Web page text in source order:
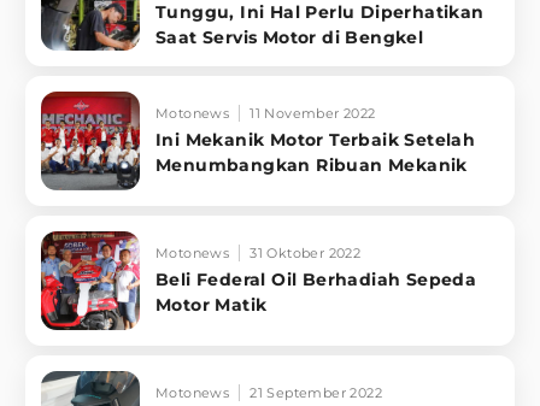
Tunggu, Ini Hal Perlu Diperhatikan
Saat Servis Motor di Bengkel
Motonews 11 November 2022
Ini Mekanik Motor Terbaik Setelah
Menumbangkan Ribuan Mekanik
Motonews 31 Oktober 2022
Beli Federal Oil Berhadiah Sepeda
Motor Matik
Motonews 21 September 2022